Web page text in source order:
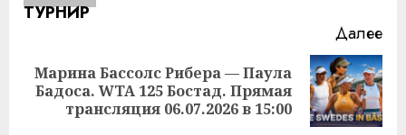
Далее
Следующая
запись:
Марина Бассолс Рибера — Паула
Бадоса. WTA 125 Бостад. Прямая
трансляция 06.07.2026 в 15:00